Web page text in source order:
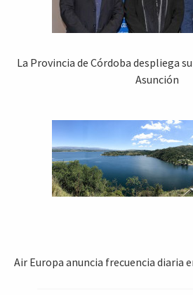
La Provincia de Córdoba despliega
Asunción
Air Europa anuncia frecuencia diaria